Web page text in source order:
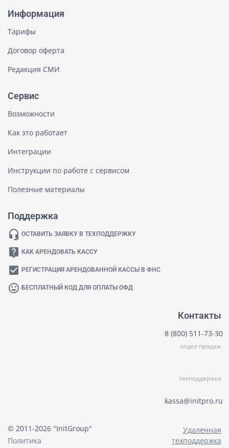
Информация
Тарифы
Договор оферта
Редакция СМИ
Сервис
Возможности
Как это работает
Интеграции
Инструкции по работе с сервисом
Полезные материалы
Поддержка
headset_mic ОСТАВИТЬ ЗАЯВКУ В ТЕХПОДДЕРЖКУ
live_help КАК АРЕНДОВАТЬ КАССУ
check_box РЕГИСТРАЦИЯ АРЕНДОВАННОЙ КАССЫ В ФНС
mood БЕСПЛАТНЫЙ КОД ДЛЯ ОПЛАТЫ ОФД
Контакты
8 (800) 511-73-30
отдел продаж
техподдержка
kassa@initpro.ru
© 2011-2026 "InitGroup"
Политика
Удаленная
техподдержка